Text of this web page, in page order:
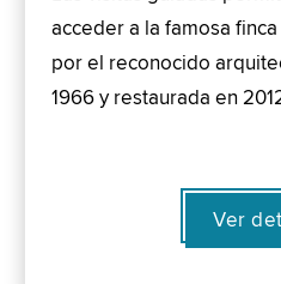
acceder a la famosa
por el reconocido
1966 y restaurada en
Ver